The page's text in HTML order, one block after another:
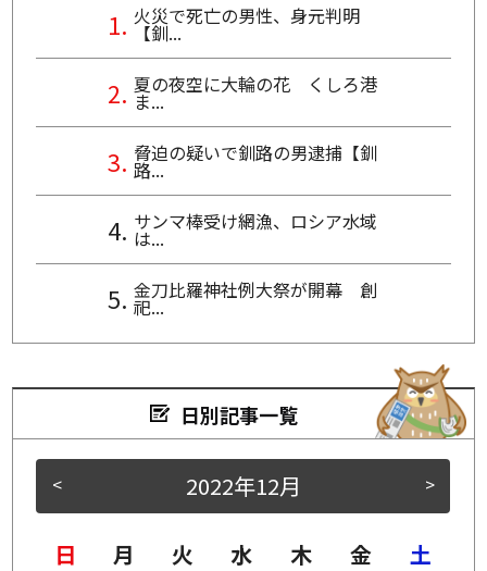
火災で死亡の男性、身元判明
【釧...
夏の夜空に大輪の花 くしろ港
ま...
脅迫の疑いで釧路の男逮捕【釧
路...
サンマ棒受け網漁、ロシア水域
は...
金刀比羅神社例大祭が開幕 創
祀...
日別記事一覧
< >
2022年12月
日 月 火 水 木 金
土